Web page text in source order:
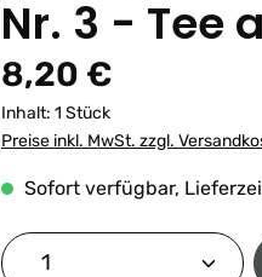
Nr. 3 - Tee
Regulärer Preis:
8,20 €
Inhalt: 1 Stück
Preise inkl. MwSt. zzgl.
Sofort verfügbar,
Produkt Anzahl: